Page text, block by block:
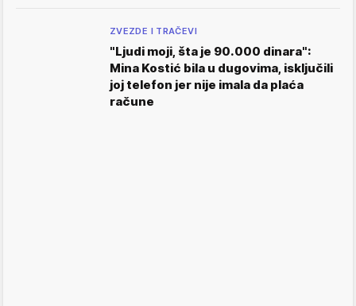
ZVEZDE I TRAČEVI
"Ljudi moji, šta je 90.000 dinara":
Mina Kostić bila u dugovima, isključili
joj telefon jer nije imala da plaća
račune